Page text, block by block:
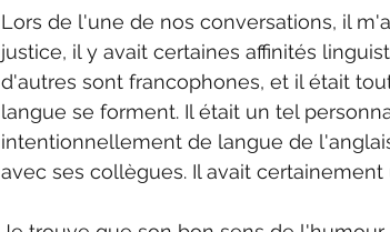
Lors de l'une de nos conversations, il
justice, il y avait certaines affinités
d'autres sont francophones, et il était
langue se forment. Il était un tel
intentionnellement de langue de
avec ses collègues. Il avait